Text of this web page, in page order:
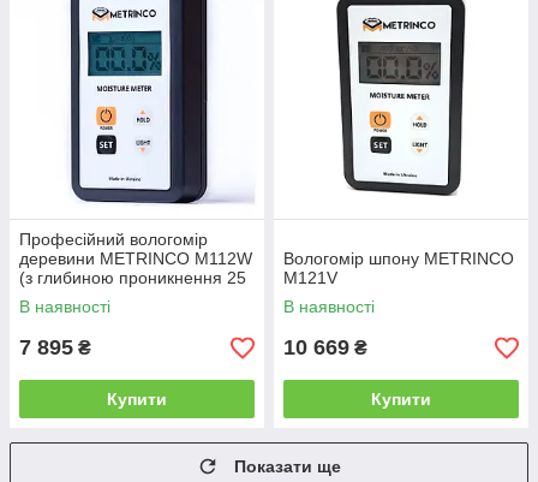
Професійний вологомір
деревини METRINCO M112W
(з глибиною проникнення 25
мм)
В наявності
7 895 ₴
Купити
Вологомір шпону METRINCO
M121V
В наявності
10 669 ₴
Купити
Показати ще